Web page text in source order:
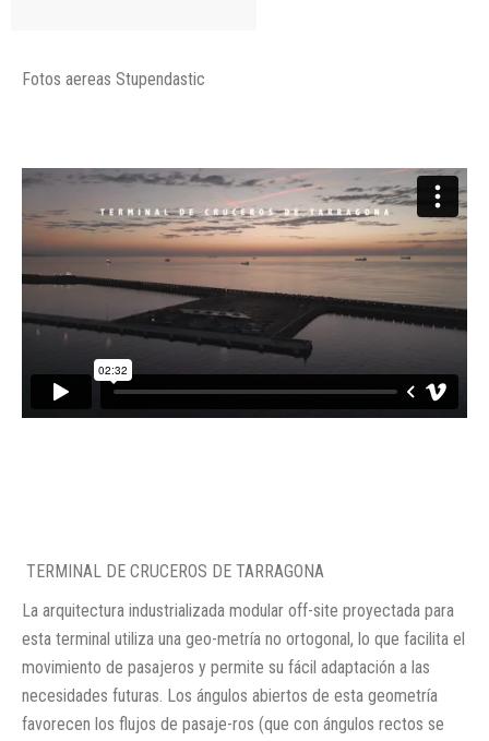
Fotos aereas Stupendastic
TERMINAL DE CRUCEROS DE TARRAGONA
La arquitectura industrializada modular off-site proyectada para
esta terminal utiliza una geo-metría no ortogonal, lo que facilita el
movimiento de pasajeros y permite su fácil adaptación a las
necesidades futuras. Los ángulos abiertos de esta geometría
favorecen los flujos de pasaje-ros (que con ángulos rectos se